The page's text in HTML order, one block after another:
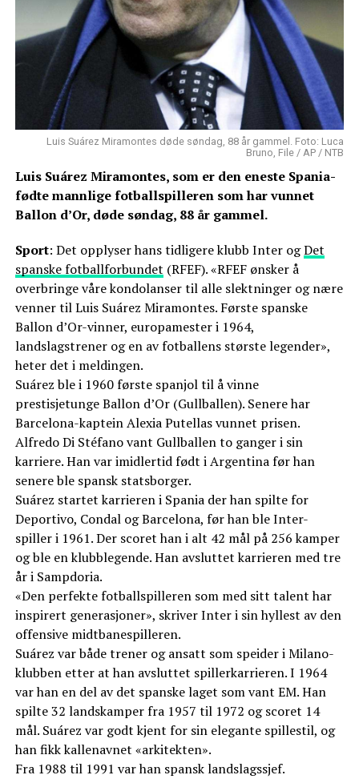
Luis Suárez Miramontes døde søndag, 88 år gammel. Foto: Luca
Bruno, File / AP / NTB
Luis Suárez Miramontes, som er den eneste Spania-
fødte mannlige fotballspilleren som har vunnet
Ballon d’Or, døde søndag, 88 år gammel.
Sport: Det opplyser hans tidligere klubb Inter ogDet
spanske fotballforbundet (RFEF). «RFEF ønsker å
overbringe våre kondolanser til alle slektninger og nære
venner til Luis Suárez Miramontes. Første spanske
Ballon d’Or-vinner, europamester i 1964,
landslagstrener og en av fotballens største legender»,
heter det i meldingen.
Suárez ble i 1960 første spanjol til å vinne
prestisjetunge Ballon d’Or (Gullballen). Senere har
Barcelona-kaptein Alexia Putellas vunnet prisen.
Alfredo Di Stéfano vant Gullballen to ganger i sin
karriere. Han var imidlertid født i Argentina før han
senere ble spansk statsborger.
Suárez startet karrieren i Spania der han spilte for
Deportivo, Condal og Barcelona, før han ble Inter-
spiller i 1961. Der scoret han i alt 42 mål på 256 kamper
og ble en klubblegende. Han avsluttet karrieren med tre
år i Sampdoria.
«Den perfekte fotballspilleren som med sitt talent har
inspirert generasjoner», skriver Inter i sin hyllest av den
offensive midtbanespilleren.
Suárez var både trener og ansatt som speider i Milano-
klubben etter at han avsluttet spillerkarrieren. I 1964
var han en del av det spanske laget som vant EM. Han
spilte 32 landskamper fra 1957 til 1972 og scoret 14
mål. Suárez var godt kjent for sin elegante spillestil, og
han fikk kallenavnet «arkitekten».
Fra 1988 til 1991 var han spansk landslagssjef.